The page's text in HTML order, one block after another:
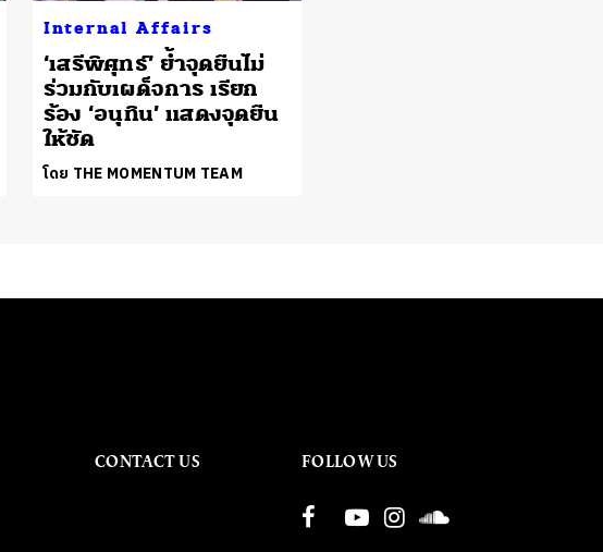
Internal Affairs
‘เสรีพิศุทธ์’ ย้ำจุดยืนไม่
ร่วมกับเผด็จการ เรียก
ร้อง ‘อนุทิน’ แสดงจุดยืน
ให้ชัด
โดย THE MOMENTUM TEAM
CONTACT US FOLLOW US